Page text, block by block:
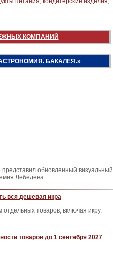
КОМПАНИЙ
БАКАЛЕЯ.»
обновленный визуальный
Лебедева
вся дешевая икра
товаров, включая икру,
товаров до 1 сентября 2027